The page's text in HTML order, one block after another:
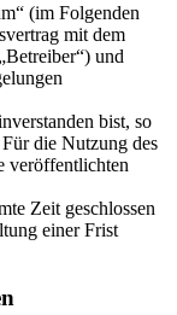
(im Folgenden
mit dem
und
bist, so
die Nutzung des
veröffentlichten
Zeit geschlossen
einer Frist